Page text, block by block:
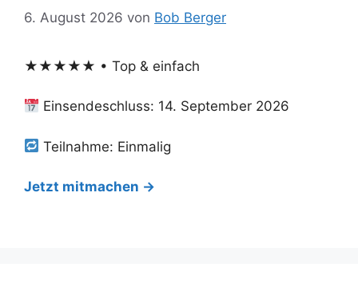
6. August 2026 von Bob Berger
★★★★★ • Top & einfach
Einsendeschluss: 14. September 2026
Teilnahme: Einmalig
Jetzt mitmachen →